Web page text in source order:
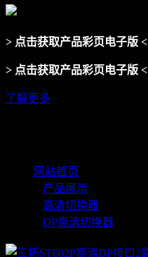
> 点击获取产品彩页电子版 <
> 点击获取产品彩页电子版 <
了解更多
网站首页
产品展示
高清切换器
DP高清切换器